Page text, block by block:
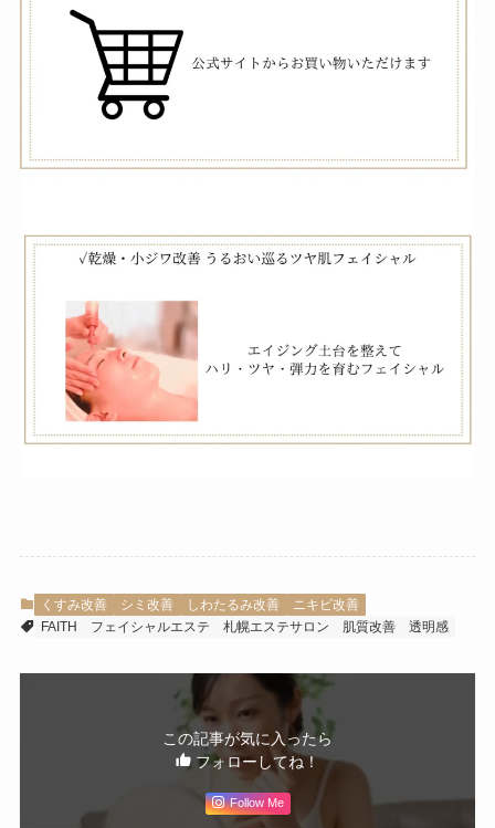
くすみ改善 シミ改善 しわたるみ改善
ニキビ改善
FAITH
フェイシャルエステ 札幌エステサロン 肌質改善 透明感
この記事が気に入ったら
フォローしてね！
Follow Me